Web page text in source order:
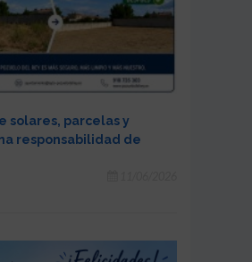
solares, parcelas y
responsabilidad de